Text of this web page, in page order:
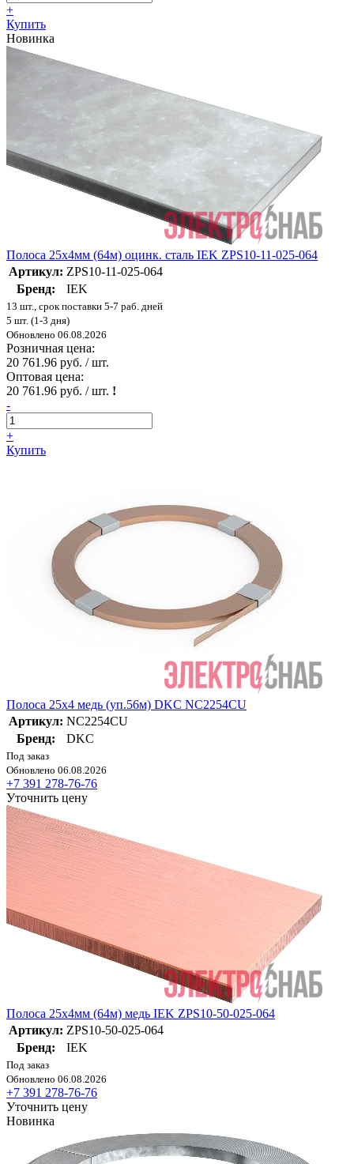
+
Купить
Новинка
Полоса 25х4мм (64м) оцинк. сталь IEK ZPS10-11-025-064
Артикул: ZPS10-11-025-064
Бренд:
IEK
13 шт., срок поставки 5-7 раб. дней
5 шт. (1-3 дня)
Обновлено 06.08.2026
Розничная цена:
20 761.96 руб. / шт.
Оптовая цена:
20 761.96 руб. / шт. !
-
+
Купить
Полоса 25х4 медь (уп.56м) DKC NC2254CU
Артикул: NC2254CU
Бренд:
DKC
Под заказ
Обновлено 06.08.2026
+7 391 278-76-76
Уточнить цену
Полоса 25х4мм (64м) медь IEK ZPS10-50-025-064
Артикул: ZPS10-50-025-064
Бренд:
IEK
Под заказ
Обновлено 06.08.2026
+7 391 278-76-76
Уточнить цену
Новинка